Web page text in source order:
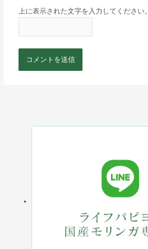
上に表示された文字を入力してください。